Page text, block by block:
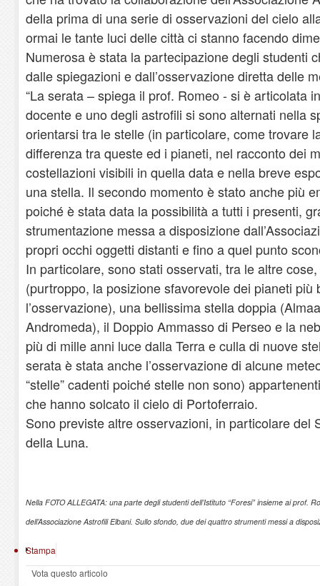
della prima di una serie di osservazioni del cielo
ormai le tante luci delle città ci stanno facendo
Numerosa è stata la partecipazione degli studenti
dalle spiegazioni e dall’osservazione diretta delle
“La serata – spiega il prof. Romeo - si è articolata
docente e uno degli astrofili si sono alternati nella
orientarsi tra le stelle (in particolare, come trovare
differenza tra queste ed i pianeti, nel racconto dei
costellazioni visibili in quella data e nella breve
una stella. Il secondo momento è stato anche più
poiché è stata data la possibilità a tutti i presenti,
strumentazione messa a disposizione
propri occhi oggetti distanti e fino a quel punto
In particolare, sono stati osservati, tra le altre
(purtroppo, la posizione sfavorevole dei pianeti più
l’osservazione), una bellissima stella doppia
Andromeda), il Doppio Ammasso di Perseo e la
più di mille anni luce dalla Terra e culla di nuove
serata è stata anche l’osservazione di alcune
“stelle” cadenti poiché stelle non sono)
che hanno solcato il cielo di Portoferraio.
Sono previste altre osservazioni, in particolare del
della Luna.
Nella FOTO ALLEGATA: una parte degli studenti dell’Istituto “Foresi” insieme ai prof.
dell’Associazione Astrofili Elbani. Sullo sfondo, due dei quattro strumenti messi a
Stampa
Vota questo articolo